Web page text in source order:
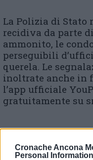
Cronache Ancona
Personal Information
La Polizia di Stato
recidiva da parte
ammonito, le
perseguibili
querela. Le
inoltrate anche in
l’app ufficiale
gratuitamente su